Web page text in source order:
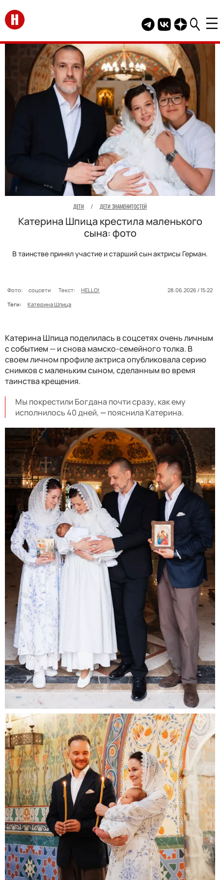
Перейти на главную
Telegram канал
Группа HELLO
Канал
ДЕТИ / ДЕТИ ЗНАМЕНИТОСТЕЙ
Катерина Шпица крестила маленького
сына: фото
В таинстве принял участие и старший сын актрисы Герман.
Фото: соцсети Текст: HELLO!
28.06.2026 / 15:22
Теги:
Катерина Шпица
Катерина Шпица поделилась в соцсетях очень личным
с событием— и снова мамско-семейного толка. В
своем личном профиле актриса опубликовала серию
снимков с маленьким сыном, сделанным во время
таинства крещения.
Мы покрестили Богдана почти сразу, как ему
исполнилось 40 дней, —пояснила Катерина.